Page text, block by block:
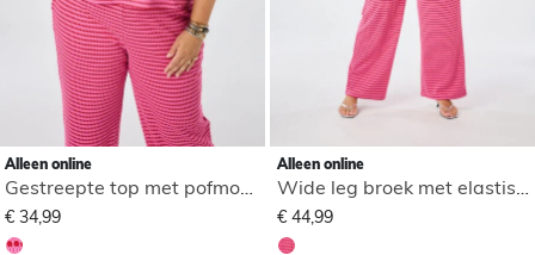
Alleen online
€ 34,99
Alleen online
€ 44,99